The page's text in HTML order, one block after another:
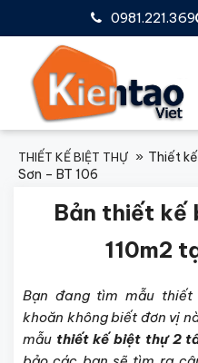
0981.221.369
THIẾT KẾ BIỆT THỰ
Thiết
Sơn – BT 106
Bản thiết kế
110m2
Bạn đang tìm mẫu
khoăn không biết đơn vị
mẫu thiết kế biệt thự 2